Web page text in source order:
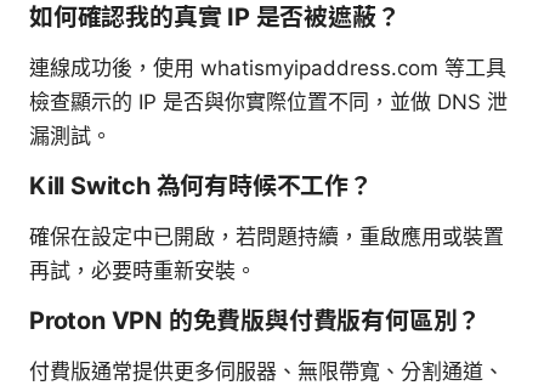
如何確認我的真實 IP 是否被遮蔽？
連線成功後，使用 whatismyipaddress.com 等工具
檢查顯示的 IP 是否與你實際位置不同，並做 DNS 泄
漏測試。
Kill Switch 為何有時候不工作？
確保在設定中已開啟，若問題持續，重啟應用或裝置
再試，必要時重新安裝。
Proton VPN 的免費版與付費版有何區別？
付費版通常提供更多伺服器、無限帶寬、分割通道、